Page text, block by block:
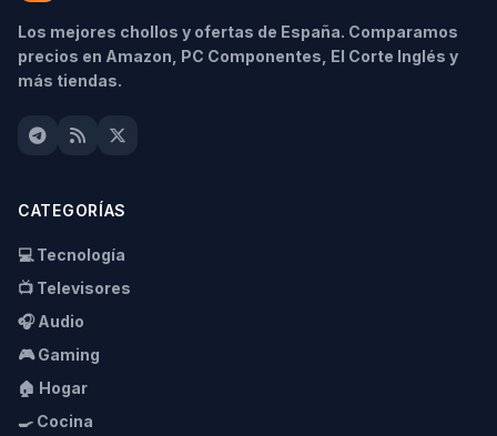
Los mejores chollos y ofertas de España. Comparamos
precios en Amazon, PC Componentes, El Corte Inglés y
más tiendas.
CATEGORÍAS
💻 Tecnología
📺 Televisores
🎧 Audio
🎮 Gaming
🏠 Hogar
🍳 Cocina